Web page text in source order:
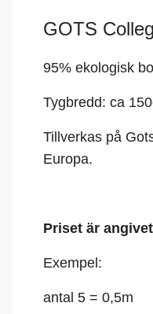
GOTS
95% ekologisk
Tygbredd: ca
Tillverkas på
Europa.
Priset är
Exempel:
antal 5 = 0,5m